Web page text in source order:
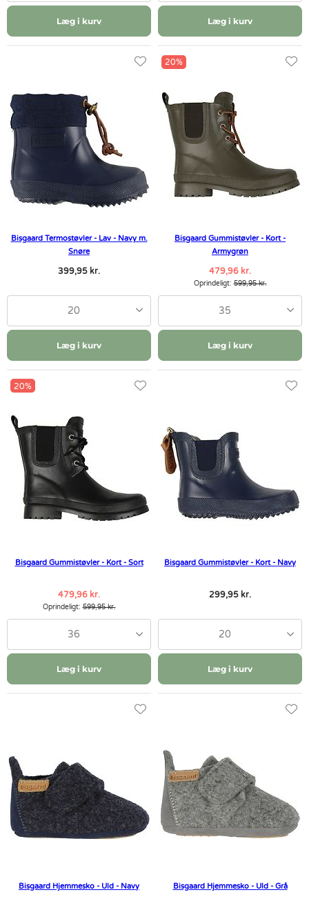
Læg i kurv Læg i kurv
Bisgaard Termostøvler - Lav - Navy m.
Snøre
399,95 kr.
20
Læg i kurv
20%
Bisgaard Gummistøvler - Kort -
Armygrøn
479,96 kr.
Oprindeligt:599,95 kr.
35
Læg i kurv
20%
Bisgaard Gummistøvler - Kort - Sort
479,96 kr.
Oprindeligt:599,95 kr.
36
Læg i kurv
Bisgaard Gummistøvler - Kort - Navy
299,95 kr.
20
Læg i kurv
Bisgaard Hjemmesko - Uld - Navy Bisgaard Hjemmesko - Uld - Grå